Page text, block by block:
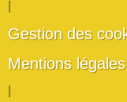
Gestion des
Mentions légales